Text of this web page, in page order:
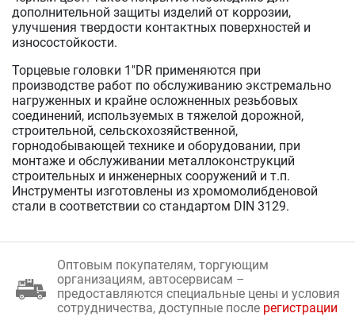
дополнительной защиты изделий от коррозии,
улучшения твердости контактных поверхностей и
износостойкости.
Торцевые головки 1"DR применяются при
производстве работ по обслуживанию экстремально
нагруженных и крайне осложненных резьбовых
соединений, используемых в тяжелой дорожной,
строительной, сельскохозяйственной,
горнодобывающей технике и оборудовании, при
монтаже и обслуживании металлоконструкций
строительных и инженерных сооружений и т.п.
Инструменты изготовлены из хромомолибденовой
стали в соответствии со стандартом DIN 3129.
Оптовым покупателям, торгующим
организациям, автосервисам –
предоставляются специальные цены и условия
сотрудничества, доступные после регистрации